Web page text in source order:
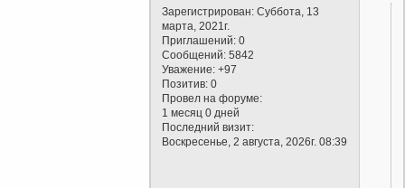
Зарегистрирован: Суббота, 13
марта, 2021г.
Приглашений: 0
Сообщений: 5842
Уважение: +97
Позитив: 0
Провел на форуме:
1 месяц 0 дней
Последний визит:
Воскресенье, 2 августа, 2026г. 08:39